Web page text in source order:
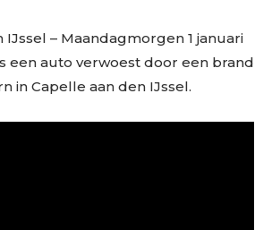
IJssel – Maandagmorgen 1 januari
een auto verwoest door een brand
in Capelle aan den IJssel.